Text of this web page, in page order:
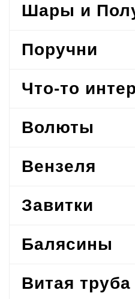
Шары и
Поручни
Что-то
Волюты
Вензеля
Завитки
Балясины
Витая